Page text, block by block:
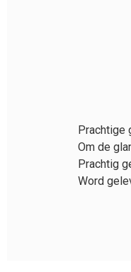
Prachtige
Om de
Prachtig
Word